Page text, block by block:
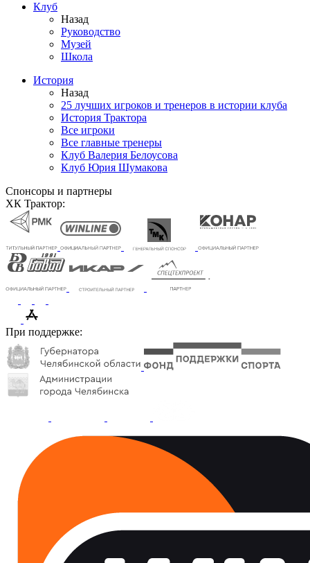
Клуб
Назад
Руководство
Музей
Школа
История
Назад
25 лучших игроков и тренеров в истории клуба
История Трактора
Все игроки
Все главные тренеры
Клуб Валерия Белоусова
Клуб Юрия Шумакова
Спонсоры и партнеры
ХК Трактор:
При поддержке: